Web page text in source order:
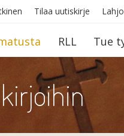
Tilaa uutiskirje
RLL Tue